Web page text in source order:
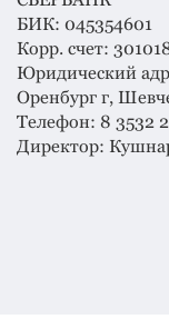
БИК: 045354601
Корр. счет:
Юридический
Оренбург г,
Телефон: 8 3532
Директор: